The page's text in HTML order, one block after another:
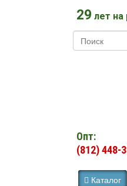
29 лет на
Опт:
(812) 448-
Каталог